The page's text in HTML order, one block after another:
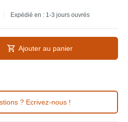
Expédié en : 1-3 jours ouvrés
Ajouter au panier
? Ecrivez-nous !